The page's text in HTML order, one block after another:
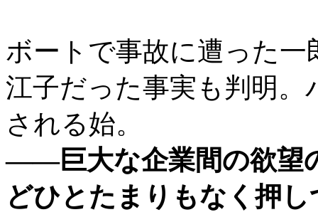
ボートで事故に遭った
江子だった事実も判明
される始。
――巨大な企業間の欲望
どひとたまりもなく押